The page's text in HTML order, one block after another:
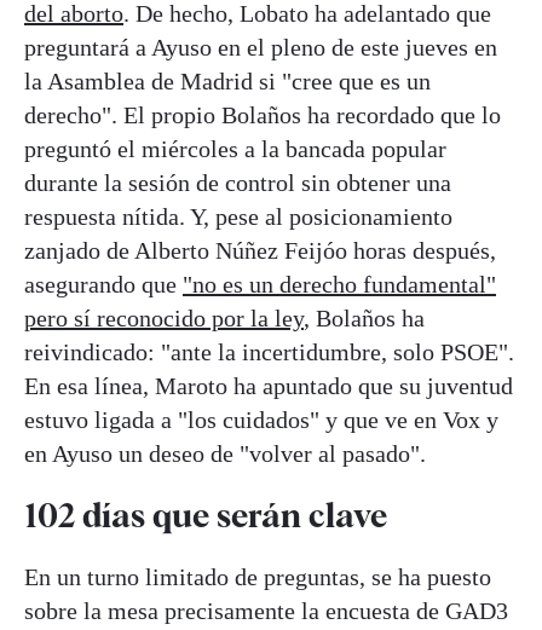
del aborto. De hecho, Lobato ha adelantado que
preguntará a Ayuso en el pleno de este jueves en
la Asamblea de Madrid si "cree que es un
derecho". El propio Bolaños ha recordado que lo
preguntó el miércoles a la bancada popular
durante la sesión de control sin obtener una
respuesta nítida. Y, pese al posicionamiento
zanjado de Alberto Núñez Feijóo horas después,
asegurando que "no es un derecho fundamental"
pero sí reconocido por la ley, Bolaños ha
reivindicado: "ante la incertidumbre, solo PSOE".
En esa línea, Maroto ha apuntado que su juventud
estuvo ligada a "los cuidados" y que ve en Vox y
en Ayuso un deseo de "volver al pasado".
102 días que serán clave
En un turno limitado de preguntas, se ha puesto
sobre la mesa precisamente la encuesta de GAD3